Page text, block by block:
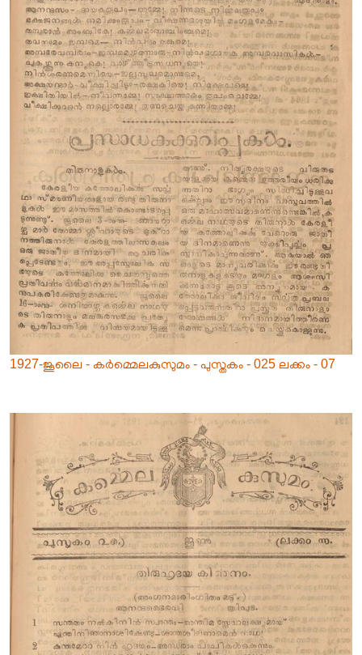
1927-ജൂലൈ - കർമ്മെലകുസുമം - പുസ്തകം - 025 ലക്കം - 07